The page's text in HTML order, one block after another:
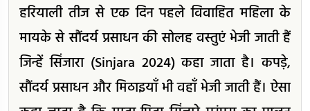
हरियाली तीज से एक दिन पहले विवाहित महिला के
मायके से सौंदर्य प्रसाधन की सोलह वस्तुएं भेजी जाती हैं
जिन्हें सिंजारा (Sinjara 2024) कहा जाता है। कपड़े,
सौंदर्य प्रसाधन और मिठाइयाँ भी वहाँ भेजी जाती हैं। ऐसा